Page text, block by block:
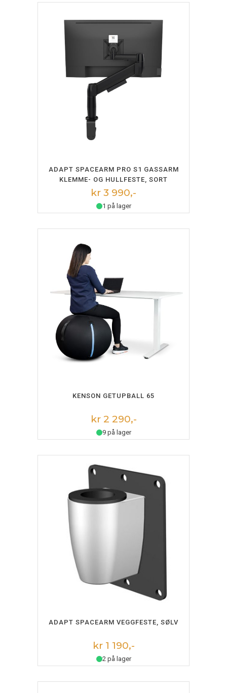
LEGG I HANDLEKURV
ADAPT SPACEARM PRO S1 GASSARM
KLEMME- OG HULLFESTE, SORT
kr 3 990,-
1 på lager
LEGG I HANDLEKURV
KENSON GETUPBALL 65
kr 2 290,-
9 på lager
LEGG I HANDLEKURV
ADAPT SPACEARM VEGGFESTE, SØLV
kr 1 190,-
2 på lager